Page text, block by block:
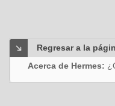
Regresar a la
Acerca de Hermes: